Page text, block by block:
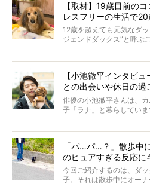
代の犬の食事は“ある重要
というのです。
それを効率よくおぎなっ
こでわたしたちは、純度
『Ta-Ta(タータ)』を作り
愛犬家の83％が「健康維
か届きますように。
【取材】19歳目前の
レスフリーの生活で
12歳を超えても元気なダ
ジェンドダックス”と呼
オーナーさんに伺うのが
く」というオーナーさん
育てられ、18歳になるま
たというココアくん。果
【小池徹平インタビ
との出会いや休日の
れてー
俳優の小池徹平さんは、
子「ラナ」と暮らしてい
ラナは、現在８才。小池
ケメンから愛されている
からプレゼントしてもら
してくれました。
「パ…パ…？」散歩中
のピュアすぎる反応に
今回ご紹介するのは、ダ
子。それは散歩中にオー
戸惑って歩きを止めたり